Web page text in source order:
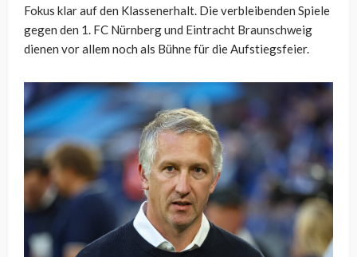
Fokus klar auf den Klassenerhalt. Die verbleibenden Spiele
gegen den 1. FC Nürnberg und Eintracht Braunschweig
dienen vor allem noch als Bühne für die Aufstiegsfeier.